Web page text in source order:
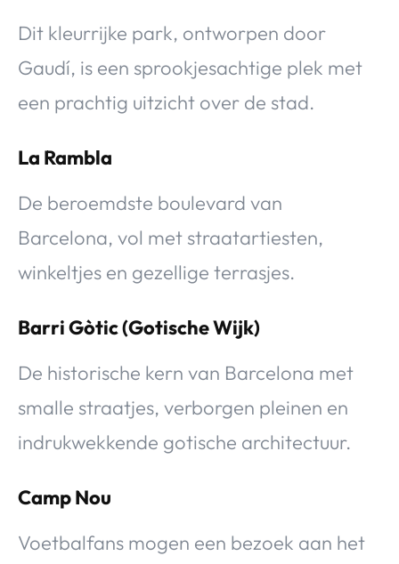
Dit kleurrijke park, ontworpen door
Gaudí, is een sprookjesachtige plek met
een prachtig uitzicht over de stad.
La Rambla
De beroemdste boulevard van
Barcelona, vol met straatartiesten,
winkeltjes en gezellige terrasjes.
Barri Gòtic (Gotische Wijk)
De historische kern van Barcelona met
smalle straatjes, verborgen pleinen en
indrukwekkende gotische architectuur.
Camp Nou
Voetbalfans mogen een bezoek aan het